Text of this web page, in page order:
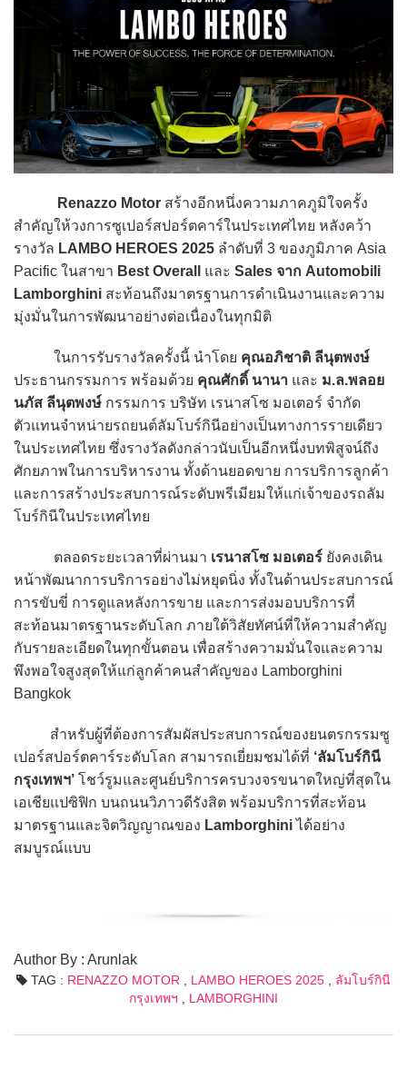
Renazzo Motor สร้างอีกหนึ่งความภาคภูมิใจครั้ง
สำคัญให้วงการซูเปอร์สปอร์ตคาร์ในประเทศไทย หลังคว้า
รางวัล LAMBO HEROES 2025 ลำดับที่ 3 ของภูมิภาค Asia
Pacific ในสาขา Best Overall และ Sales จาก Automobili
Lamborghini สะท้อนถึงมาตรฐานการดำเนินงานและความ
มุ่งมั่นในการพัฒนาอย่างต่อเนื่องในทุกมิติ
ในการรับรางวัลครั้งนี้ นำโดย คุณอภิชาติ ลีนุตพงษ์
ประธานกรรมการ พร้อมด้วย คุณศักดิ์ นานา และ ม.ล.พลอย
นภัส ลีนุตพงษ์ กรรมการ บริษัท เรนาสโซ มอเตอร์ จำกัด
ตัวแทนจำหน่ายรถยนต์ลัมโบร์กินีอย่างเป็นทางการรายเดียว
ในประเทศไทย ซึ่งรางวัลดังกล่าวนับเป็นอีกหนึ่งบทพิสูจน์ถึง
ศักยภาพในการบริหารงาน ทั้งด้านยอดขาย การบริการลูกค้า
และการสร้างประสบการณ์ระดับพรีเมียมให้แก่เจ้าของรถลัม
โบร์กินีในประเทศไทย
ตลอดระยะเวลาที่ผ่านมา เรนาสโซ มอเตอร์ ยังคงเดิน
หน้าพัฒนาการบริการอย่างไม่หยุดนิ่ง ทั้งในด้านประสบการณ์
การขับขี่ การดูแลหลังการขาย และการส่งมอบบริการที่
สะท้อนมาตรฐานระดับโลก ภายใต้วิสัยทัศน์ที่ให้ความสำคัญ
กับรายละเอียดในทุกขั้นตอน เพื่อสร้างความมั่นใจและความ
พึงพอใจสูงสุดให้แก่ลูกค้าคนสำคัญของ Lamborghini
Bangkok
สำหรับผู้ที่ต้องการสัมผัสประสบการณ์ของยนตรกรรมซู
เปอร์สปอร์ตคาร์ระดับโลก สามารถเยี่ยมชมได้ที่ ‘ลัมโบร์กินี
กรุงเทพฯ’ โชว์รูมและศูนย์บริการครบวงจรขนาดใหญ่ที่สุดใน
เอเชียแปซิฟิก บนถนนวิภาวดีรังสิต พร้อมบริการที่สะท้อน
มาตรฐานและจิตวิญญาณของ Lamborghiniได้อย่าง
สมบูรณ์แบบ
Author By : Arunlak
TAG : RENAZZO MOTOR LAMBO HEROES 2025
ลัมโบร์กินี
กรุงเทพฯ
LAMBORGHINI